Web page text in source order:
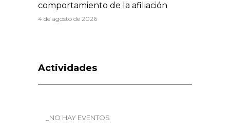
comportamiento de la afiliación
4 de agosto de 2026
Actividades
_NO HAY EVENTOS